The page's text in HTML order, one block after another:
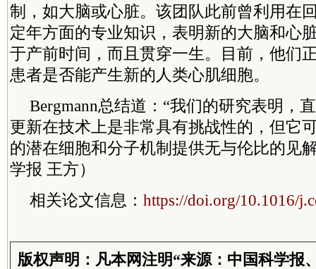
制，如大脑或心脏。该团队此前曾利用在
定年方面的专业知识，表明新的大脑和心
于产前时间，而且贯穿一生。目前，他们
患者是否能产生新的人类心肌细胞。
Bergmann总结道：“我们的研究表明，
更新在技术上是非常具有挑战性的，但它
的潜在细胞和分子机制提供无与伦比的见
学报 王方）
相关论文信息： https://doi.org/10.1016/
版权声明：凡本网注明“来源：中国科学报